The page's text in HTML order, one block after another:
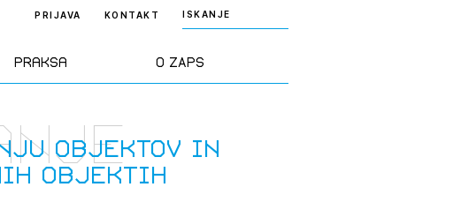
Praksa O ZAPS
PRIJAVA KONTAKT ISKANJE
Standard ZAPS
Pravila stroke Ekipa
objektov in
objektih